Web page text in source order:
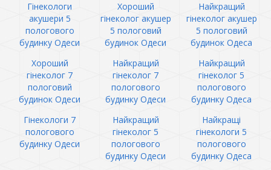
Гінекологи
акушери 5
пологового
будинку Одеси
Хороший
гінеколог акушер
5 пологовий
будинок Одеси
Найкращий
гінеколог акушер
5 пологовий
будинок Одеса
Хороший
гінеколог 7
пологовий
будинок Одеси
Найкращий
гінеколог 7
пологового
будинку Одеси
Найкращий
гінеколог 5
пологового
будинку Одеса
Гінекологи 7
пологового
будинку Одеси
Найкращий
гінеколог 5
пологового
будинку Одеси
Найкращі
гінекологи 5
пологового
будинку Одеса